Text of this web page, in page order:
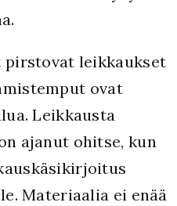
leikkaukset
ovat
Leikkausta
ajanut ohitse, kun
Materiaalia ei enää